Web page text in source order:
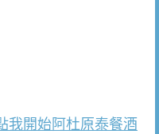
我開始阿杜原泰餐酒